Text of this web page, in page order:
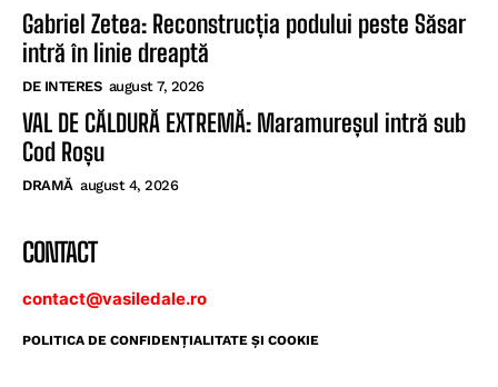
Gabriel Zetea: Reconstrucția podului peste Săsar
intră în linie dreaptă
DE INTERES august 7, 2026
VAL DE CĂLDURĂ EXTREMĂ: Maramureșul intră sub
Cod Roșu
DRAMĂ august 4, 2026
CONTACT
contact@vasiledale.ro
POLITICA DE CONFIDENŢIALITATE ŞI COOKIE